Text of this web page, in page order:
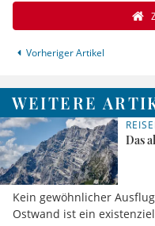
Vorheriger Artikel
WEITERE
Das
Kein gewöhnlicher
Ostwand ist ein